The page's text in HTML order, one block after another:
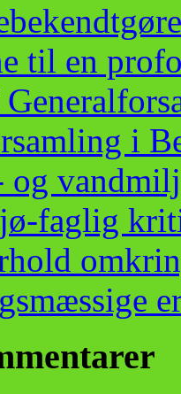
til en
i
og
faglig